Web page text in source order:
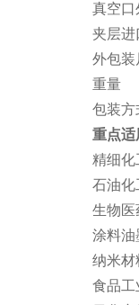
真空口
夹层进
外包装
重量
包装方
重点适
精细化
石油化
生物医
涂料油
纳米材
食品工